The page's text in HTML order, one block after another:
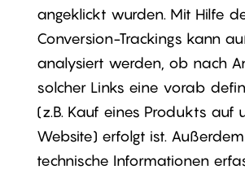
angeklickt wurden. Mit Hilfe
Conversion-Trackings kann
analysiert werden, ob nach
solcher Links eine vorab
(z.B. Kauf eines Produkts auf
Website) erfolgt ist.
technische Informationen